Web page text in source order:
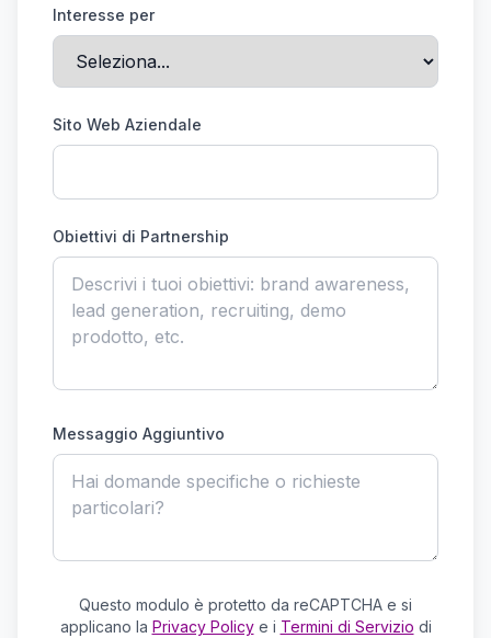
Interesse per
Sito Web Aziendale
Obiettivi di Partnership
Messaggio Aggiuntivo
Questo modulo è protetto da reCAPTCHA e si
applicano la Privacy Policye i Termini di Servizio di